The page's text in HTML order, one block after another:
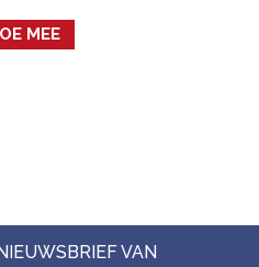
MEE
VAN